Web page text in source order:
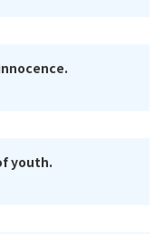
youth.